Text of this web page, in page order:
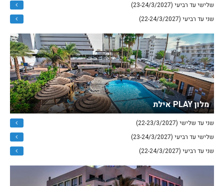
שלישי עד רביעי (23-24/3/2027)
שני עד רביעי (22-24/3/2027)
מלון PLAY אילת
שני עד שלישי (22-23/3/2027)
שלישי עד רביעי (23-24/3/2027)
שני עד רביעי (22-24/3/2027)